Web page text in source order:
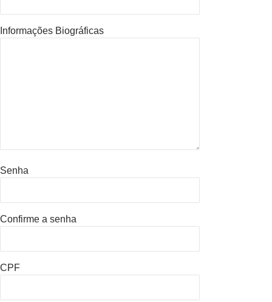
Informações Biográficas
Senha
Confirme a senha
CPF